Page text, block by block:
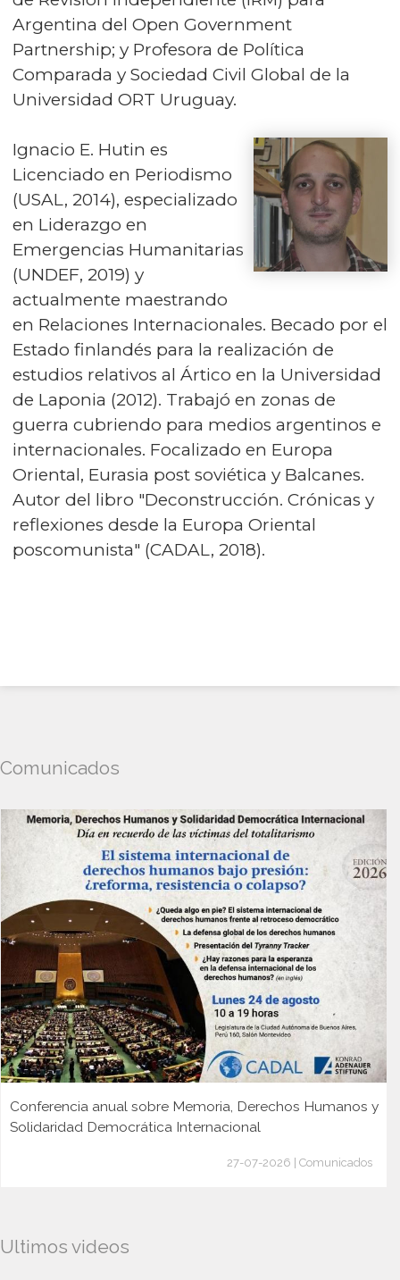
Argentina del Open Government
Partnership; y Profesora de Política
Comparada y Sociedad Civil Global de la
Universidad ORT Uruguay.
Ignacio E. Hutin es
Licenciado en Periodismo
(USAL, 2014), especializado
en Liderazgo en
Emergencias Humanitarias
(UNDEF, 2019) y
actualmente maestrando
en Relaciones Internacionales. Becado por el
Estado finlandés para la realización de
estudios relativos al Ártico en la Universidad
de Laponia (2012). Trabajó en zonas de
guerra cubriendo para medios argentinos e
internacionales. Focalizado en Europa
Oriental, Eurasia post soviética y Balcanes.
Autor del libro "Deconstrucción. Crónicas y
reflexiones desde la Europa Oriental
poscomunista" (CADAL, 2018).
Comunicados
Conferencia anual sobre Memoria, Derechos Humanos y
Solidaridad Democrática Internacional
27-07-2026 | Comunicados
Ultimos videos